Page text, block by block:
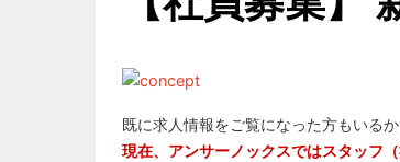
既に求人情報をご覧になった方もいるか
現在、アンサーノックスではスタッフ